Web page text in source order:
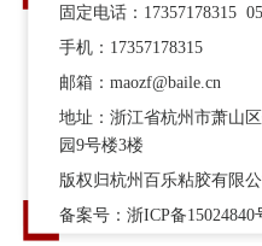
固定电话：17357178315
手机：17357178315
邮箱：maozf@baile.cn
地址：浙江省杭州市萧山
园9号楼3楼
版权归杭州百乐粘胶有限
备案号：浙ICP备15024840